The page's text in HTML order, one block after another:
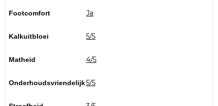
Footcomfort Ja
Kalkuitbloei 5/5
Matheid 4/5
Onderhoudsvriendelijk5/5